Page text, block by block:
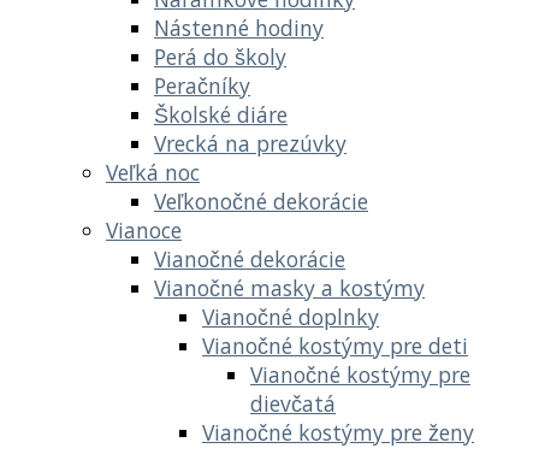
Nástenné hodiny
Perá do školy
Peračníky
Školské diáre
Vrecká na prezúvky
Veľká noc
Veľkonočné dekorácie
Vianoce
Vianočné dekorácie
Vianočné masky a kostýmy
Vianočné doplnky
Vianočné kostýmy pre deti
Vianočné kostýmy pre
dievčatá
Vianočné kostýmy pre ženy